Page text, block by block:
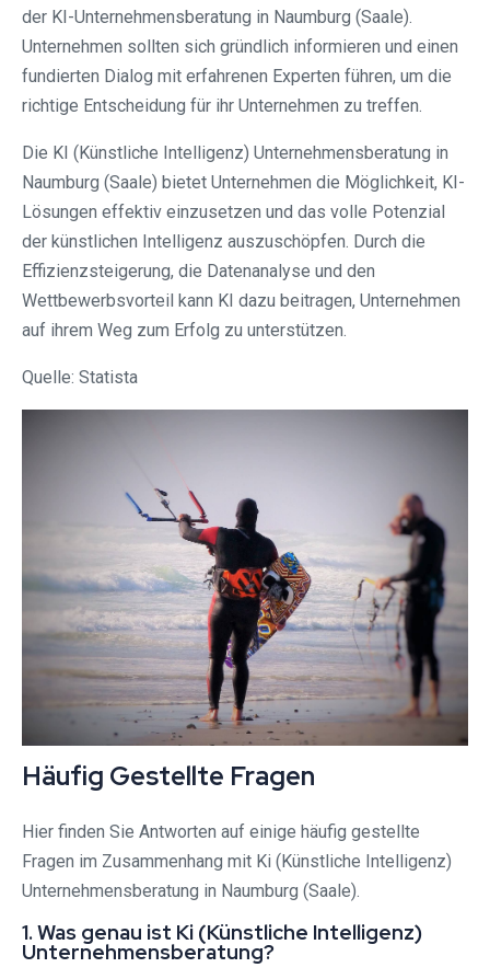
der KI-Unternehmensberatung in Naumburg (Saale).
Unternehmen sollten sich gründlich informieren und einen
fundierten Dialog mit erfahrenen Experten führen, um die
richtige Entscheidung für ihr Unternehmen zu treffen.
Die KI (Künstliche Intelligenz) Unternehmensberatung in
Naumburg (Saale) bietet Unternehmen die Möglichkeit, KI-
Lösungen effektiv einzusetzen und das volle Potenzial
der künstlichen Intelligenz auszuschöpfen. Durch die
Effizienzsteigerung, die Datenanalyse und den
Wettbewerbsvorteil kann KI dazu beitragen, Unternehmen
auf ihrem Weg zum Erfolg zu unterstützen.
Quelle: Statista
Häufig Gestellte Fragen
Hier finden Sie Antworten auf einige häufig gestellte
Fragen im Zusammenhang mit Ki (Künstliche Intelligenz)
Unternehmensberatung in Naumburg (Saale).
1. Was genau ist Ki (Künstliche Intelligenz)
Unternehmensberatung?